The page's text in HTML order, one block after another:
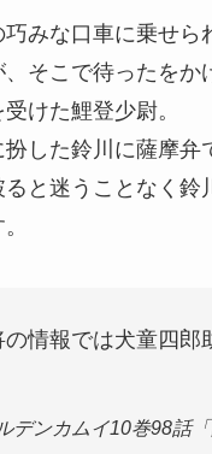
みな口車に乗せら
、そこで待ったをか
けた鯉登少尉。
した鈴川に薩摩弁
と迷うことなく鈴
の情報では犬童四郎
デンカムイ10巻98話